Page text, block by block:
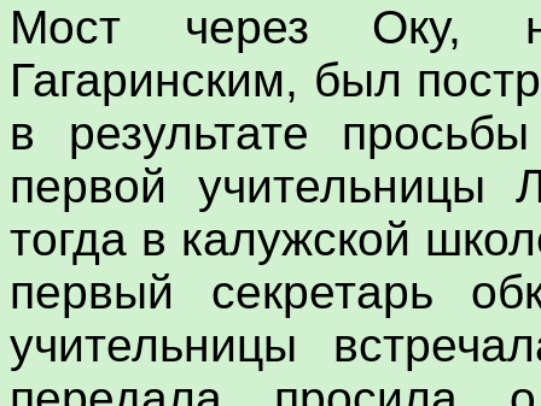
Мост через Оку,
Гагаринским, был
в результате
первой учительницы
тогда в калужской
первый секретарь
учительницы